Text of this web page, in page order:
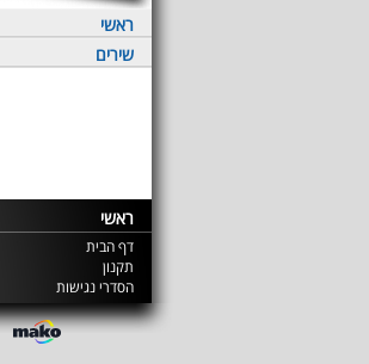
ראשי
שירים
ראשי
דף הבית
תקנון
הסדרי נגישות